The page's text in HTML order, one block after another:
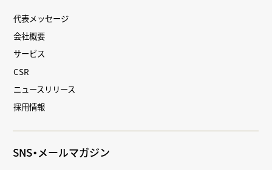
代表メッセージ
会社概要
サービス
CSR
ニュースリリース
採用情報
SNS・メールマガジン